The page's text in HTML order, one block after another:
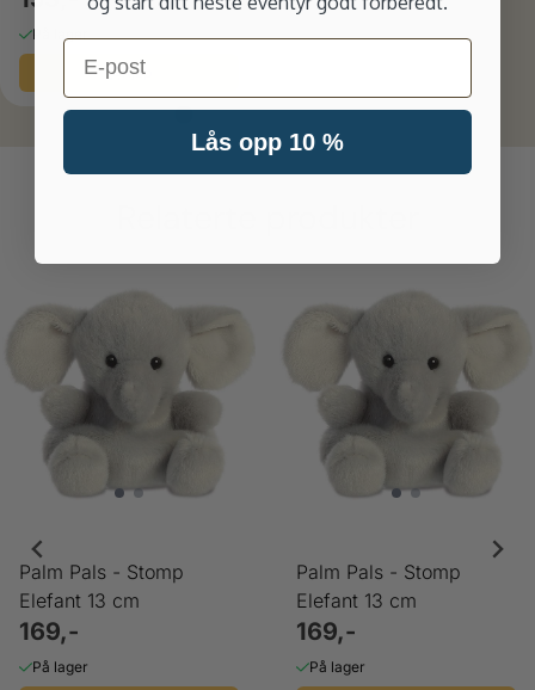
På lager
Kjøp
Palm Pals - Stomp
Elefant 13 cm
169,-
På lager
Palm Pals - Stomp
Elefant 13 cm
169,-
På lager
Email
Lås opp 10 %